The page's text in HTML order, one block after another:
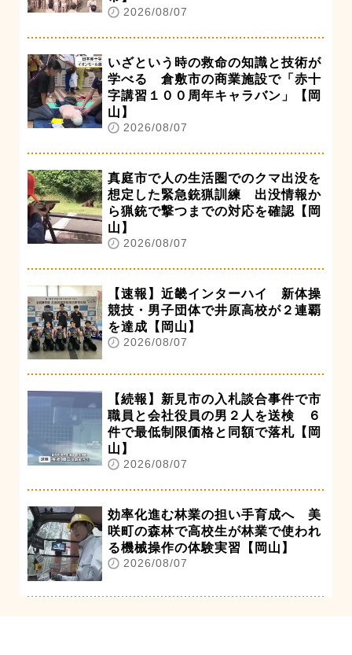
2026/08/07
いざという時の救命の知識と技術が
学べる 倉敷市の商業施設で「赤十
字講習１００周年キャラバン」【岡
山】
2026/08/07
真庭市で人の生活圏でのクマ出没を
想定した緊急銃猟訓練 出没情報か
ら猟銃で撃つまでの対応を確認【岡
山】
2026/08/07
【速報】近畿インターハイ 新体操
競技・男子団体で井原高校が２連覇
を達成【岡山】
2026/08/07
【続報】新見市の入札談合事件で市
職員と会社役員の男２人を送検 ６
件で最低制限価格と同額で落札【岡
山】
2026/08/07
効率化進む林業の担い手育成へ 美
咲町の森林で高校生が林業で使われ
る機械操作の体験実習【岡山】
2026/08/07